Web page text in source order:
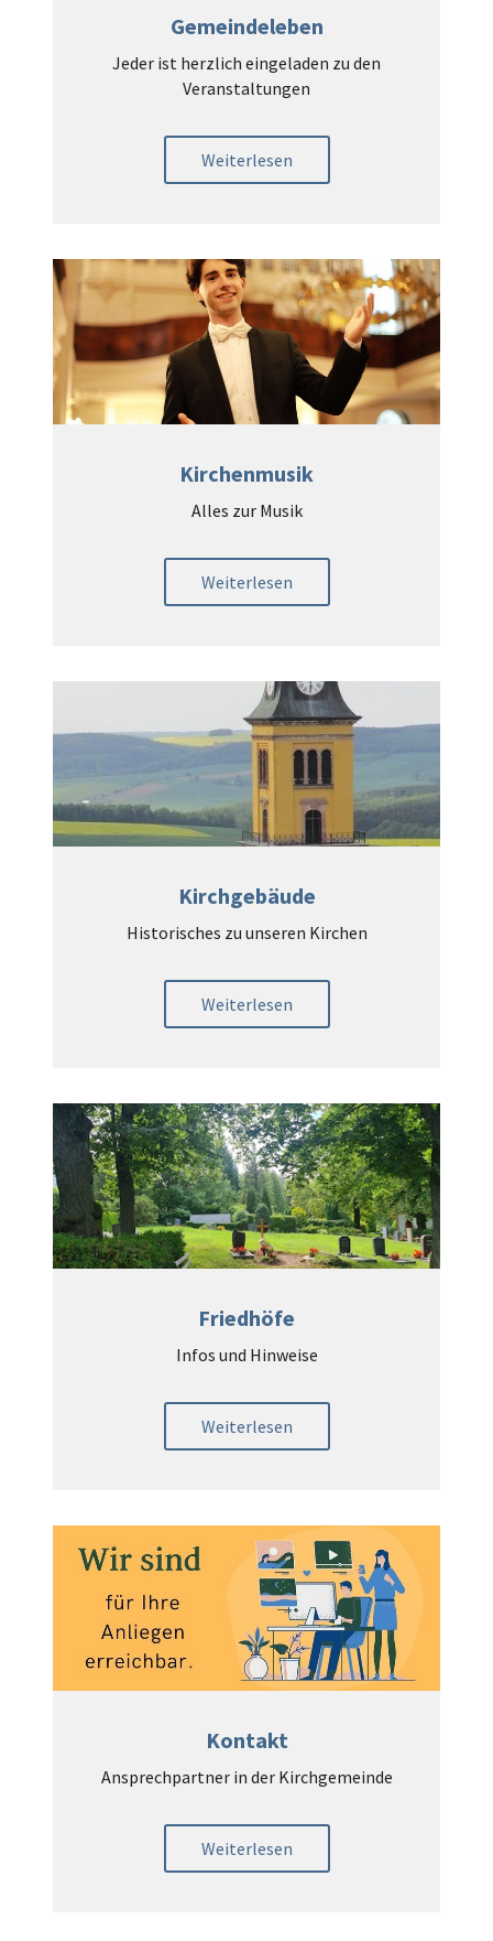
Gemeindeleben
Jeder ist herzlich eingeladen zu den
Veranstaltungen
Weiterlesen
Kirchenmusik
Alles zur Musik
Weiterlesen
Kirchgebäude
Historisches zu unseren Kirchen
Weiterlesen
Friedhöfe
Infos und Hinweise
Weiterlesen
Kontakt
Ansprechpartner in der Kirchgemeinde
Weiterlesen